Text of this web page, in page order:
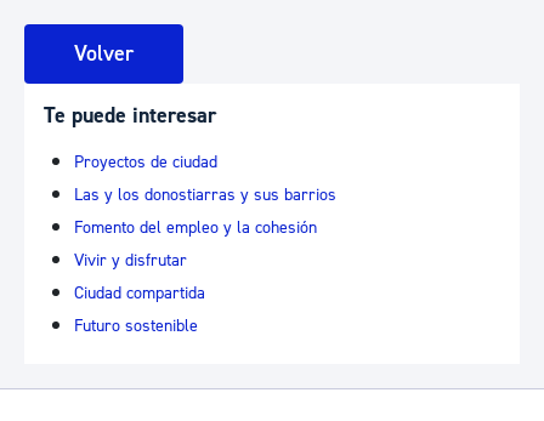
Volver
Te puede interesar
Proyectos de ciudad
Las y los donostiarras y sus barrios
Fomento del empleo y la cohesión
Vivir y disfrutar
Ciudad compartida
Futuro sostenible